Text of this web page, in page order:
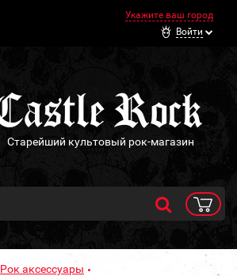
Укажите ваш город
Войти
Старейший культовый рок-магазин
Рок аксессуары